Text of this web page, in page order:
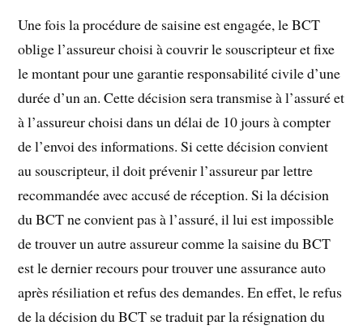
Une fois la procédure de saisine est engagée, le BCT
oblige l’assureur choisi à couvrir le souscripteur et fixe
le montant pour une garantie responsabilité civile d’une
durée d’un an. Cette décision sera transmise à l’assuré et
à l’assureur choisi dans un délai de 10 jours à compter
de l’envoi des informations. Si cette décision convient
au souscripteur, il doit prévenir l’assureur par lettre
recommandée avec accusé de réception. Si la décision
du BCT ne convient pas à l’assuré, il lui est impossible
de trouver un autre assureur comme la saisine du BCT
est le dernier recours pour trouver une assurance auto
après résiliation et refus des demandes. En effet, le refus
de la décision du BCT se traduit par la résignation du